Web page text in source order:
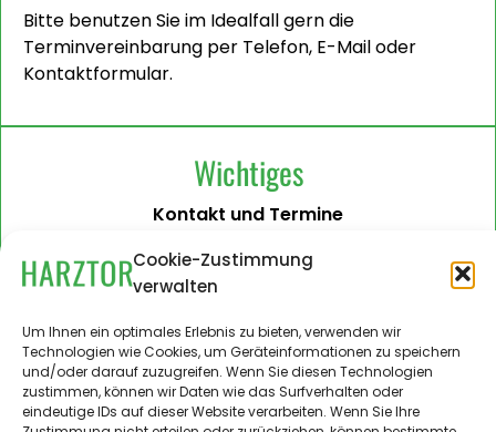
Cookie-Zustimmung
verwalten
Um Ihnen ein optimales Erlebnis zu bieten, verwenden wir
Technologien wie Cookies, um Geräteinformationen zu speichern
und/oder darauf zuzugreifen. Wenn Sie diesen Technologien
zustimmen, können wir Daten wie das Surfverhalten oder
eindeutige IDs auf dieser Website verarbeiten. Wenn Sie Ihre
Bitte benutzen Sie im Idealfall gern die
Terminvereinbarung per Telefon, E-Mail oder
Kontaktformular.
Wichtiges
Kontakt und Termine
Barrierefreiheit
Impressum
Datenschutzerklärung
Administration
Harztor.de als Web-App
auf